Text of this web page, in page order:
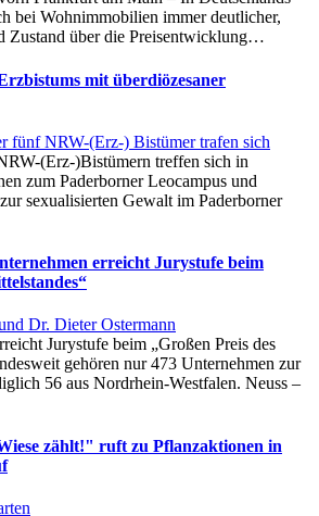
bei Wohnimmobilien immer deutlicher,
Zustand über die Preisentwicklung…
mit überdiözesaner
(Erz-)Bistümern treffen sich in
zum Paderborner Leocampus und
sexualisierten Gewalt im Paderborner
erreicht Jurystufe beim
Jurystufe beim „Großen Preis des
gehören nur 473 Unternehmen zur
56 aus Nordrhein-Westfalen. Neuss –
zählt!" ruft zu Pflanzaktionen in